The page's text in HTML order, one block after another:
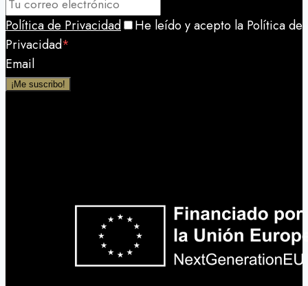
Política de Privacidad
He leído y acepto la Política de
Privacidad*
Email
¡Me suscribo!